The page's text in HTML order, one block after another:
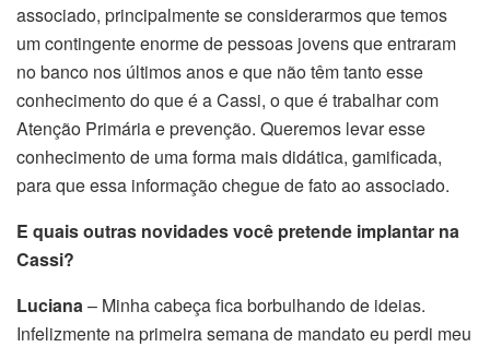
associado, principalmente se considerarmos que temos
um contingente enorme de pessoas jovens que entraram
no banco nos últimos anos e que não têm tanto esse
conhecimento do que é a Cassi, o que é trabalhar com
Atenção Primária e prevenção. Queremos levar esse
conhecimento de uma forma mais didática, gamificada,
para que essa informação chegue de fato ao associado.
E quais outras novidades você pretende implantar na
Cassi?
Luciana– Minha cabeça fica borbulhando de ideias.
Infelizmente na primeira semana de mandato eu perdi meu